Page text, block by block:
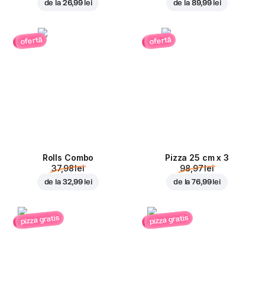
de la 26,99 lei de la 89,99 lei
ofertă
Rolls Combo
37,98 lei
de la 32,99 lei
ofertă
Pizza 25 cm x 3
98,97 lei
de la76,99 lei
pizza gratis pizza gratis